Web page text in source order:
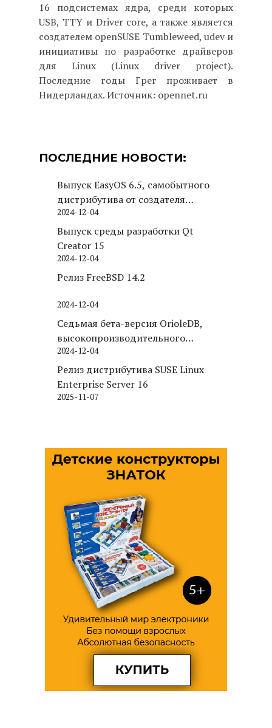
16 подсистемах ядра, среди которых
USB, TTY и Driver core, а также является
создателем openSUSE Tumbleweed, udev и
инициативы по разработке драйверов
для Linux (Linux driver project).
Последние годы Грег проживает в
Нидерландах. Источник: opennet.ru
ПОСЛЕДНИЕ НОВОСТИ:
Выпуск EasyOS 6.5, самобытного
дистрибутива от создателя
Puppy Linux
2024-12-04
Выпуск среды разработки Qt
Creator 15
2024-12-04
Релиз FreeBSD 14.2
2024-12-04
Седьмая бета-версия OrioleDB,
высокопроизводительного
движка хранения для PostgreSQL
2024-12-04
Релиз дистрибутива SUSE Linux
Enterprise Server 16
2025-11-07